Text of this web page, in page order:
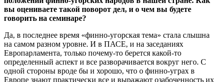
вы оцениваете такой поворот дел, и о чем вы будете
говорить на семинаре?
Да, в последнее время «финно-угорская тема» стала слышна
на самом разном уровне. И в ПАСЕ, и на заседаниях
Европарламента, только почему-то берется какой-то
определенный аспект и все разворачивается вокруг него. С
одной стороны вроде бы и хорошо, что о финно-уграх в
Европе знают практически все и выражают озабоченность их